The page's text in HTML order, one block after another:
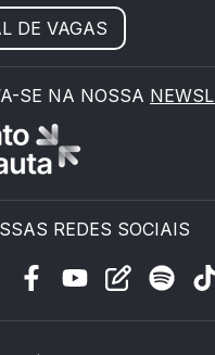
DE VAGAS
SE NA NOSSA
REDES SOCIAIS